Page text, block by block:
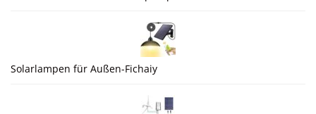
Solarlampen für Außen-Fichaiy